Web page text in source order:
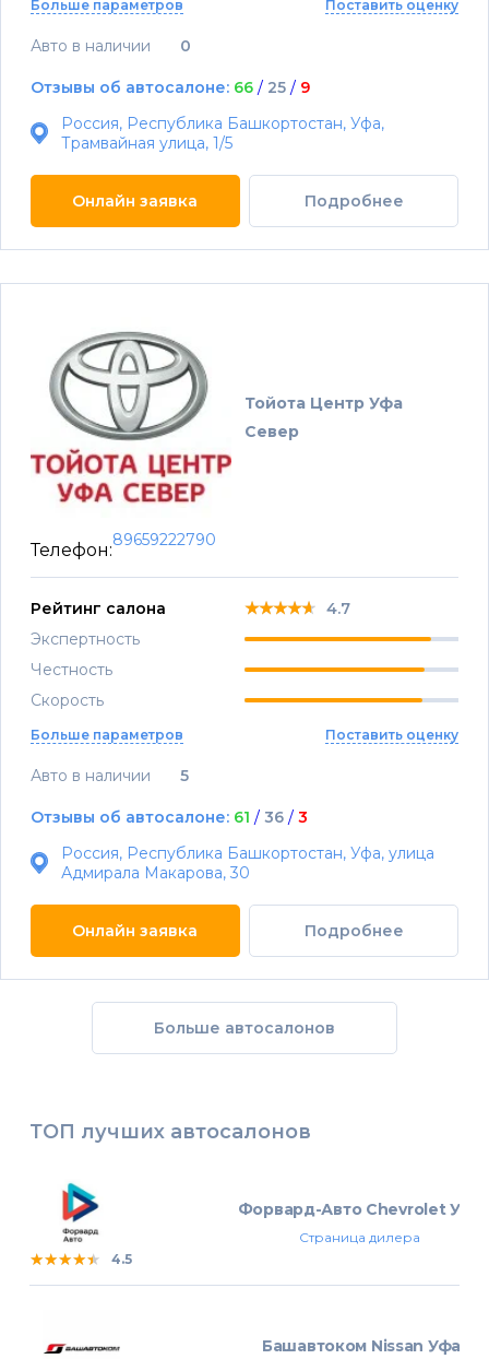
Больше параметров Поставить оценку
Авто в наличии 0
Отзывы об автосалоне: 66 / 25 / 9
Россия, Республика Башкортостан, Уфа,
Трамвайная улица, 1/5
Онлайн заявка Подробнее
Тойота Центр Уфа
Север
Телефон:
89659222790
Рейтинг салона ★★★★★
★★★★★
★★★★★ 4.7
Экспертность
Честность
Скорость
Больше параметров Поставить оценку
Авто в наличии 5
Отзывы об автосалоне: 61 / 36 / 3
Россия, Республика Башкортостан, Уфа, улица
Адмирала Макарова, 30
Онлайн заявка Подробнее
Больше автосалонов
ТОП лучших автосалонов
★★★★★
★★★★★
★★★★★ 4.5
Форвард-Авто Chevrolet Уфа
Страница дилера
Башавтоком Nissan Уфа